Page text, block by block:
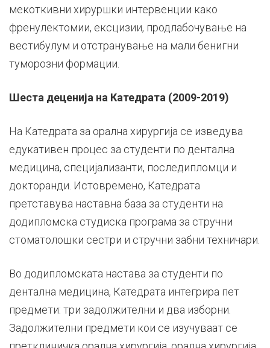
мекоткивни хируршки интервенции како
френулектомии, ексцизии, продлабочување на
вестибулум и отстранување на мали бенигни
туморозни формации.
Шеста деценија на Катедрата (2009-2019)
На Катедрата за орална хирургија се изведува
едукативен процес за студенти по дентална
медицина, специјализанти, последипломци и
докторанди. Истовремено, Катедрата
претставува наставна база за студенти на
додипломска студиска програма за стручни
стоматолошки сестри и стручни забни техничари.
Во додипломската настава за студенти по
дентална медицина, Катедрата интегрира пет
предмети: три задолжителни и два изборни.
Задолжителни предмети кои се изучуваат се